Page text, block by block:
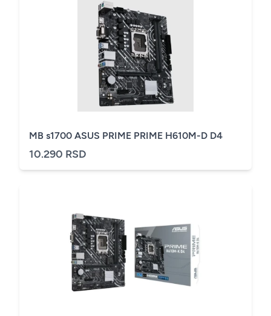
MB s1700 ASUS PRIME PRIME H610M-D D4
10.290 RSD